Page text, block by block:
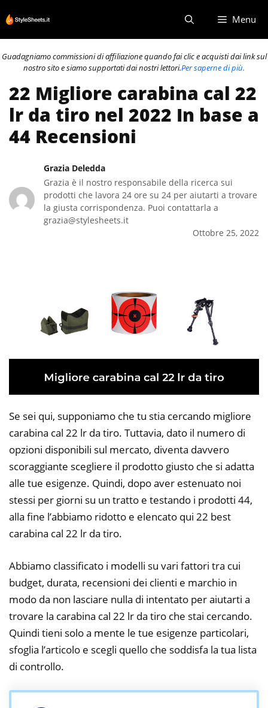
al
contenuto
Menu
Guadagniamo commissioni di affiliazione quando fai clic e acquisti dai link sul
nostro sito e siamo supportati dai nostri lettori.Per saperne di più.
22 Migliore carabina cal 22
lr da tiro nel 2022 In base a
44 Recensioni
Grazia Deledda
Grazia è il nostro responsabile della ricerca sui
prodotti che lavora 24 ore su 24 per aiutarti a trovare
la giusta corrispondenza. Puoi contattarla a
grazia@stylesheets.it
Ottobre 25, 2022
Se sei qui, supponiamo che tu stia cercando migliore
carabina cal 22 lr da tiro. Tuttavia, dato il numero di
opzioni disponibili sul mercato, diventa davvero
scoraggiante scegliere il prodotto giusto che si adatta
alle tue esigenze. Quindi, dopo aver estenuato noi
stessi per giorni su un tratto e testando i prodotti 44,
alla fine l’abbiamo ridotto e elencato qui 22 best
carabina cal 22 lr da tiro.
Abbiamo classificato i modelli su vari fattori tra cui
budget, durata, recensioni dei clienti e marchio in
modo da non lasciare nulla di intentato per aiutarti a
trovare la carabina cal 22 lr da tiro che stai cercando.
Quindi tieni solo a mente le tue esigenze particolari,
sfoglia l’articolo e scegli quello che soddisfa la tua lista
di controllo.